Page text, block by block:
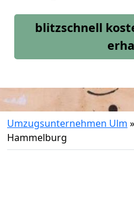
blitzschnell
Umzugsunternehmen Ulm »
Hammelburg